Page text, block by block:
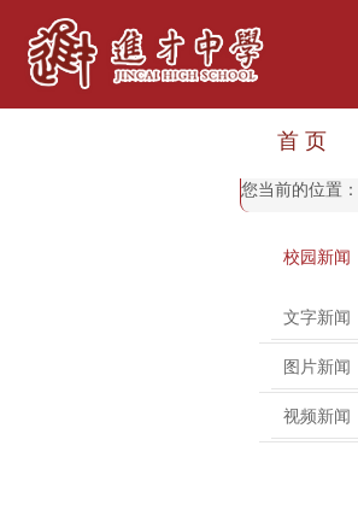
首 页
您当前的位置：
校园新闻
文字新闻
图片新闻
视频新闻